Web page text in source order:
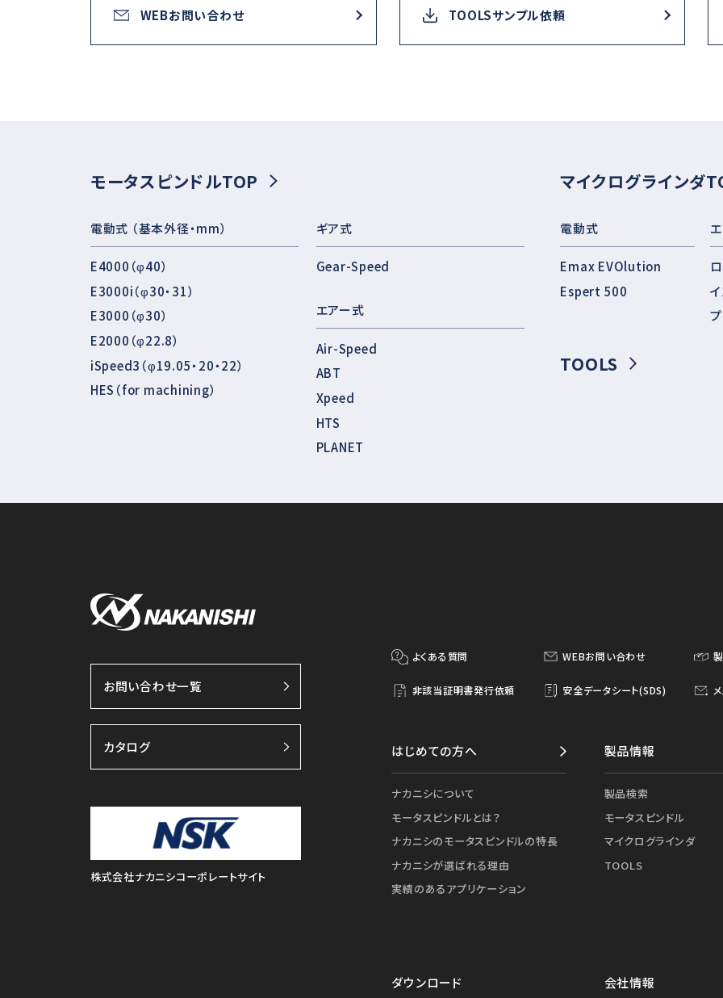
WEBお問い合わせ TOOLSサンプル依頼
モータスピンドルTOP
電動式 （基本外径・mm）
E4000（φ40）
E3000i（φ30・31）
E3000（φ30）
E2000（φ22.8）
iSpeed3（φ19.05・20・22）
HES（for machining）
ギア式
Gear-Speed
エアー式
Air-Speed
ABT
Xpeed
HTS
PLANET
マイクログラインダ
電動式
Emax EVOlution
Espert 500
TOOLS
お問い合わせ一覧
カタログ
株式会社ナカニシコーポレートサイト
よくある質問 WEBお問い合わせ
非該当証明書発行依頼 安全データシート(SDS)
はじめての方へ
ナカニシについて
モータスピンドルとは？
ナカニシのモータスピンドルの特長
ナカニシが選ばれる理由
実績のあるアプリケーション
製品情報
製品検索
モータスピンドル
マイクログラインダ
TOOLS
ダウンロード 会社情報